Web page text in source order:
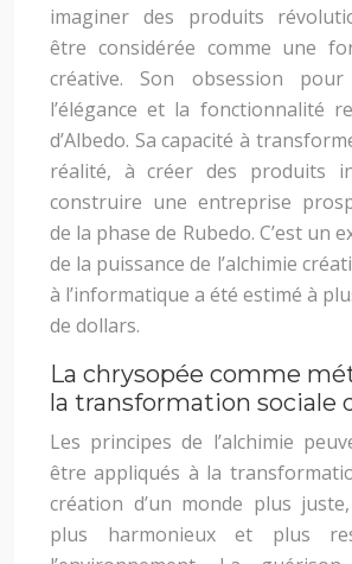
imaginer des produits
être considérée comme une
créative. Son obsession
l’élégance et la fonctionnalité
d’Albedo. Sa capacité à
réalité, à créer des produits
construire une entreprise
de la phase de Rubedo. C’est un
de la puissance de l’alchimie
à l’informatique a été estimé à
de dollars.
La chrysopée comme
la transformation sociale
Les principes de l’alchimie
être appliqués à la
création d’un monde plus
plus harmonieux et plus